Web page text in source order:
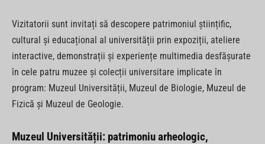
Vizitatorii sunt invitați să descopere patrimoniul științific,
cultural și educațional al universității prin expoziții, ateliere
interactive, demonstrații și experiențe multimedia desfășurate
în cele patru muzee și colecții universitare implicate în
program: Muzeul Universității, Muzeul de Biologie, Muzeul de
Fizică și Muzeul de Geologie.
Muzeul Universității: patrimoniu arheologic,